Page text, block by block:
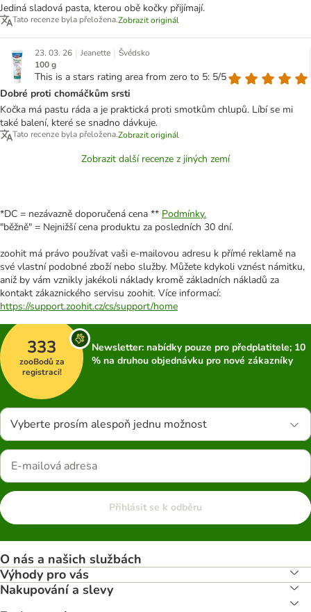
Jediná sladová pasta, kterou obě kočky přijímají.
Tato recenze byla přeložena.Zobrazit originál
23. 03. 26 | Jeanette | Švédsko
100 g
This is a stars rating area from zero to 5: 5/5
Dobré proti chomáčkům srsti
Kočka má pastu ráda a je praktická proti smotkům chlupů. Líbí se mi
také balení, které se snadno dávkuje.
Tato recenze byla přeložena.Zobrazit originál
Zobrazit další recenze z jiných zemí
*DC = nezávazně doporučená cena ** Podmínky.
"běžně" = Nejnižší cena produktu za posledních 30 dní.
zoohit má právo používat vaši e-mailovou adresu k přímé reklamě na
své vlastní podobné zboží nebo služby. Můžete kdykoli vznést námitku,
aniž by vám vznikly jakékoli náklady kromě základních nákladů za
kontakt zákaznického servisu zoohit. Více informací:
https://support.zoohit.cz/cs/support/home
333
zooBodů za
registraci!
Newsletter: nabídky pouze pro předplatitele; 10
% na druhou objednávku pro nové zákazníky
Vyberte prosím alespoň jednu možnost
Přihlásit se k odběru
O nás a našich službách
Výhody pro vás
Nakupování a slevy